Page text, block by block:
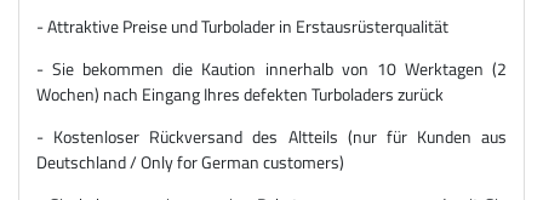
- Attraktive Preise und Turbolader in Erstausrüsterqualität
- Sie bekommen die Kaution innerhalb von 10 Werktagen (2
Wochen) nach Eingang Ihres defekten Turboladers zurück
- Kostenloser Rückversand des Altteils (nur für Kunden aus
Deutschland / Only for German customers)